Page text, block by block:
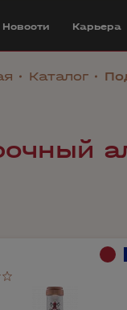
Новости Карьера
Каталог